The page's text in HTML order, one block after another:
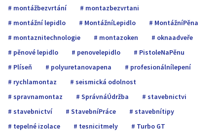
montážbezvrtání
montazbezvrtani
montážní lepidlo
MontážníLepidlo
MontážníPěna
montaznitechnologie
montazoken
oknaadveře
pěnové lepidlo
penovelepidlo
PistoleNaPěnu
Plíseň
polyuretanovapena
profesionálnílepení
rychlamontaz
seismická odolnost
spravnamontaz
SprávnáÚdržba
stavebnictvi
stavebnictví
StavebníPráce
stavebnítipy
tepelné izolace
tesnicitmely
Turbo GT